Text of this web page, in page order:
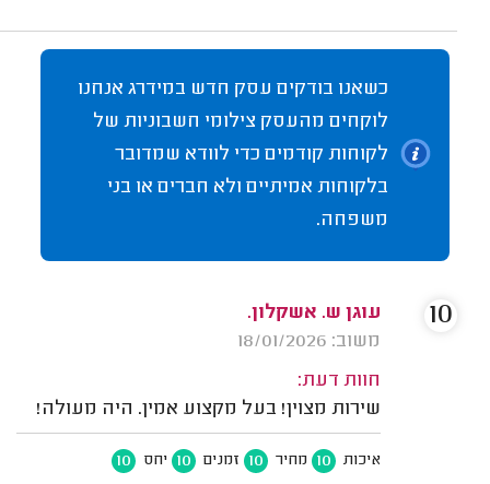
כשאנו בודקים עסק חדש במידרג אנחנו
לוקחים מהעסק צילומי חשבוניות של
לקוחות קודמים כדי לוודא שמדובר
בלקוחות אמיתיים ולא חברים או בני
משפחה.
עוגן ש. אשקלון.
משוב: 18/01/2026
חוות דעת:
שירות מצוין! בעל מקצוע אמין. היה מעולה!
איכות 10 מחיר 10 זמנים 10 יחס 10
10